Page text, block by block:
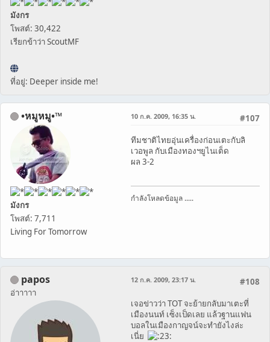
มังกร
โพสต์: 30,422
เรียกข้าว่า ScoutMF
ที่อยู่: Deeper inside me!
•หมูหมู•™
มังกร
โพสต์: 7,711
Living For Tomorrow
#107
10 ก.ค. 2009, 16:35 น.
ทีมชาติไทยอุ่นเครื่องก่อนเตะกับลิ
เวอพูล กับเมืองทองฯยูไนเต็ด
ผล 3-2
กำลังโหลดข้อมูล .....
papos
อ่าาาาา
#108
12 ก.ค. 2009, 23:17 น.
เจอข่าวว่า TOT จะย้ายกลับมาเตะที่
เมืองนนท์ เซ็งเป็ดเลย แล้วฐานแฟน
บอลในเมืองกาญจน์จะทำยังไงล่ะ
เนี่ย